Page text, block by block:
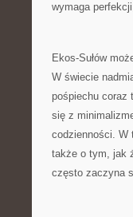
wymaga
Ekos-Sułów
W świecie
pośpiechu coraz
się z
codzienności. W
także o tym, jak
często zaczyna